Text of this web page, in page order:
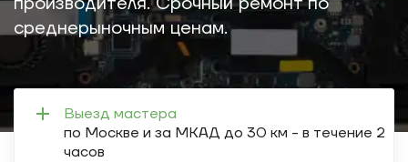
среднерыночным ценам.
Выезд мастера
по Москве и за МКАД до 30 км - в течение 2
часов